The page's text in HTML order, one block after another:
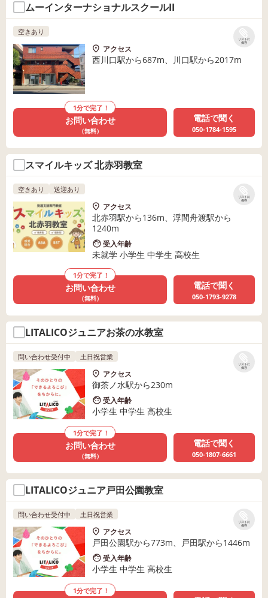
ムーインターナショナルスクールII
リストに
保存
空きあり
アクセス
西川口駅から687m、川口駅から2017m
1分で完了！
お問い合わせ
（無料）
電話で聞く
050-1784-1595
スマイルキッズ 北赤羽教室
リストに
保存
空きあり 送迎あり
アクセス
北赤羽駅から136m、浮間舟渡駅から
1240m
受入年齢
未就学 小学生 中学生 高校生
1分で完了！
お問い合わせ
（無料）
電話で聞く
050-1793-9278
LITALICOジュニアお茶の水教室
リストに
保存
問い合わせ受付中 土日祝営業
アクセス
御茶ノ水駅から230m
受入年齢
小学生 中学生 高校生
1分で完了！
お問い合わせ
（無料）
電話で聞く
050-1807-6661
LITALICOジュニア戸田公園教室
リストに
保存
問い合わせ受付中 土日祝営業
アクセス
戸田公園駅から773m、戸田駅から1446m
受入年齢
小学生 中学生 高校生
1分で完了！